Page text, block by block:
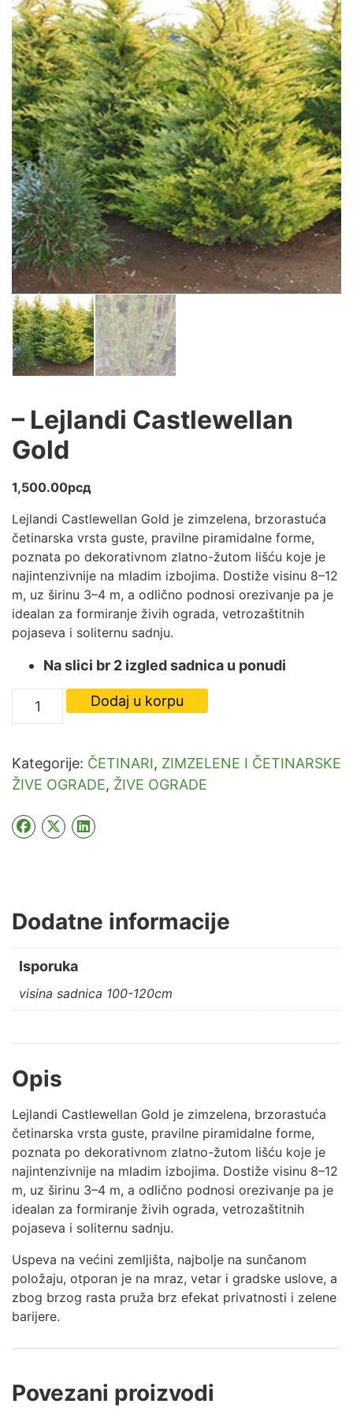
– Lejlandi Castlewellan
Gold
1,500.00рсд
Lejlandi Castlewellan Gold je zimzelena, brzorastuća
četinarska vrsta guste, pravilne piramidalne forme,
poznata po dekorativnom zlatno-žutom lišću koje je
najintenzivnije na mladim izbojima. Dostiže visinu 8–12
m, uz širinu 3–4 m, a odlično podnosi orezivanje pa je
idealan za formiranje živih ograda, vetrozaštitnih
pojaseva i soliternu sadnju.
Na slici br 2 izgled sadnica u ponudi
Lejlandi
Gold
količina
Dodaj u korpu
Kategorije: ČETINARI, ZIMZELENE I ČETINARSKE
ŽIVE OGRADE, ŽIVE OGRADE
Dodatne informacije
Isporuka
visina sadnica 100-120cm
Opis
Lejlandi Castlewellan Gold je zimzelena, brzorastuća
četinarska vrsta guste, pravilne piramidalne forme,
poznata po dekorativnom zlatno-žutom lišću koje je
najintenzivnije na mladim izbojima. Dostiže visinu 8–12
m, uz širinu 3–4 m, a odlično podnosi orezivanje pa je
idealan za formiranje živih ograda, vetrozaštitnih
pojaseva i soliternu sadnju.
Uspeva na većini zemljišta, najbolje na sunčanom
položaju, otporan je na mraz, vetar i gradske uslove, a
zbog brzog rasta pruža brz efekat privatnosti i zelene
barijere.
Povezani proizvodi